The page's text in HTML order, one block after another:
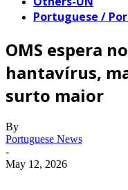
Portuguese /
OMS espera
hantavírus,
surto maior
By
Portuguese News
-
May 12, 2026